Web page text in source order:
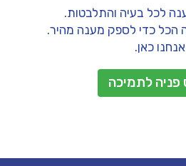
לכל בעיה והתלבטות.
הכל כדי לספק מענה מהיר.
אנחנו כאן.
פניה לתמיכה